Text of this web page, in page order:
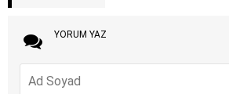
YORUM YAZ